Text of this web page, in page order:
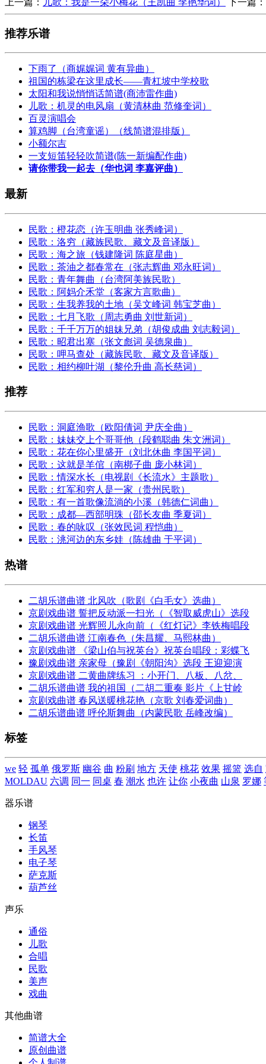
推荐乐谱
下雨了（商娓娓词 黄有异曲）
祖国的栋梁在这里成长——青杠坡中学校歌
太阳和我说悄悄话简谱(商沛雷作曲)
儿歌：机灵的电风扇（黄清林曲 范修奎词）
百灵演唱会
算鸡脚（台湾童谣）（线简谱混排版）
小额尔吉
一支短笛轻轻吹简谱(陈一新编配作曲)
请你带我一起去（华也词 李嘉评曲）
最新
民歌：橙花恋（许玉明曲 张秀峰词）
民歌：洛穷（藏族民歌、藏文及音译版）
民歌：海之旅（钱建隆词 陈庭星曲）
民歌：茶油之都春常在（张志辉曲 邓永旺词）
民歌：青年舞曲（台湾阿美族民歌）
民歌：阿妈介禾堂（客家方言歌曲）
民歌：生我养我的土地（吴文峰词 韩宝芝曲）
民歌：七月飞歌（周志勇曲 刘世新词）
民歌：千千万万的姐妹兄弟（胡俊成曲 刘志毅词）
民歌：昭君出塞（张文彪词 吴德泉曲）
民歌：呷马查处（藏族民歌、藏文及音译版）
民歌：相约柳叶湖（黎伦升曲 高长慈词）
推荐
民歌：洞庭渔歌（欧阳倩词 尹庆全曲）
民歌：妹妹交上个哥哥他（段鹤聪曲 朱文洲词）
民歌：花在你心里盛开（刘北休曲 李国平词）
民歌：这就是羊倌（南梆子曲 庞小林词）
民歌：情深水长（电视剧《长流水》主题歌）
民歌：红军和穷人是一家（贵州民歌）
民歌：有一首歌像流淌的小溪（韩德仁词曲）
民歌：成都—西部明珠（邵长友曲 季夏词）
民歌：春的咏叹（张效民词 程恺曲）
民歌：洮河边的东乡娃（陈雄曲 于平词）
热谱
二胡乐谱曲谱 北风吹（歌剧《白毛女》选曲）
京剧戏曲谱 誓把反动派一扫光（《智取威虎山》选段
京剧戏曲谱 光辉照儿永向前（《红灯记》李铁梅唱段
二胡乐谱曲谱 江南春色（朱昌耀、马熙林曲）
京剧戏曲谱 《梁山伯与祝英台》祝英台唱段：彩蝶飞
豫剧戏曲谱 亲家母（豫剧《朝阳沟》选段 王迎迎演
京剧戏曲谱 二黄曲牌练习 ：小开门、八板、八岔、
二胡乐谱曲谱 我的祖国（二胡二重奏 影片《上甘岭
京剧戏曲谱 春风送暖桃花艳（京歌 刘春爱词曲）
二胡乐谱曲谱 呼伦斯舞曲（内蒙民歌 岳峰改编）
标签
we 轻 孤单 俄罗斯 幽谷 曲 粉刷 地方 天使 桃花 效果 摇篮 选自
MOLDAU 六调 同一 同桌 春 潮水 也许 让你 小夜曲 山泉 罗娜
器乐谱
钢琴
长笛
手风琴
电子琴
萨克斯
葫芦丝
声乐
通俗
儿歌
合唱
民歌
美声
戏曲
其他曲谱
简谱大全
原创曲谱